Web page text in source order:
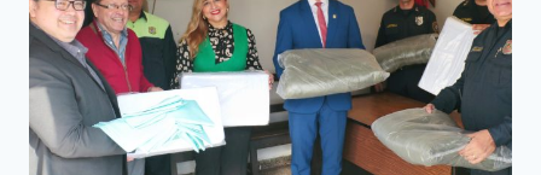
PARA
PROTEGER
A
NIÑAS,
NIÑOS,
ADOLESCENTES